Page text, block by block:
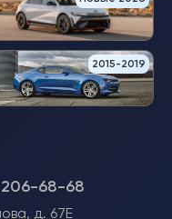
2015-2019
206-68-68
д. 67Е